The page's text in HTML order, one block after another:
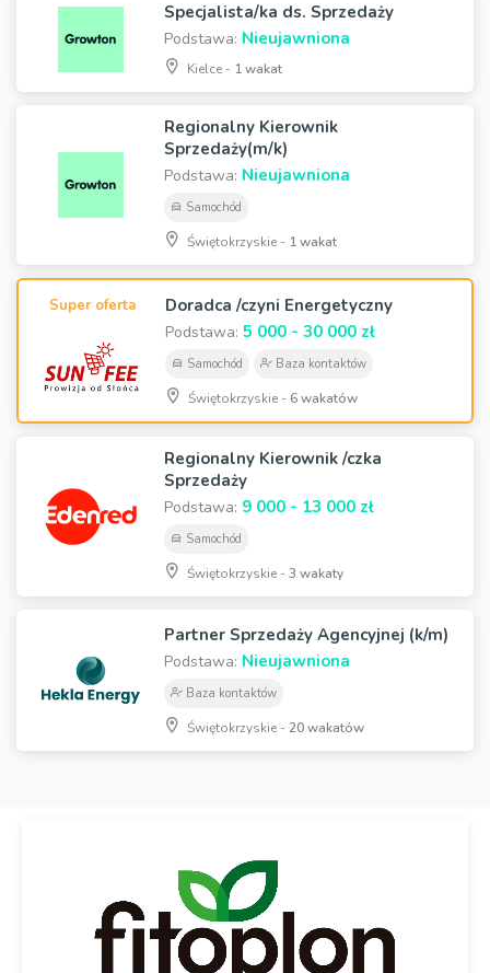
Specjalista/ka ds. Sprzedaży
Podstawa: Nieujawniona
Kielce - 1 wakat
Regionalny Kierownik
Sprzedaży(m/k)
Podstawa: Nieujawniona
Samochód
Świętokrzyskie - 1 wakat
Super oferta Doradca /czyni Energetyczny
Podstawa: 5 000 - 30 000 zł
Samochód Baza kontaktów
Świętokrzyskie - 6 wakatów
Regionalny Kierownik /czka
Sprzedaży
Podstawa: 9 000 - 13 000 zł
Samochód
Świętokrzyskie -3 wakaty
Partner Sprzedaży Agencyjnej (k/m)
Podstawa: Nieujawniona
Baza kontaktów
Świętokrzyskie -20 wakatów